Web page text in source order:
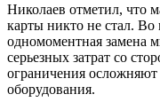
Николаев отметил, что
карты никто не стал. Во
одномоментная замена
серьезных затрат со
ограничения
оборудования.